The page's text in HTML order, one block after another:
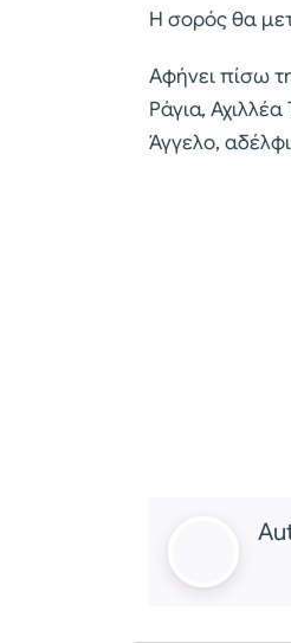
Η σορός θα
Αφήνει πίσω
Ράγια,
Άγγελο,